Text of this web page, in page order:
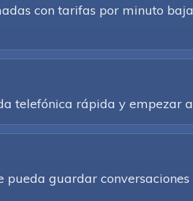
con tarifas por minuto
telefónica rápida y empezar
guardar